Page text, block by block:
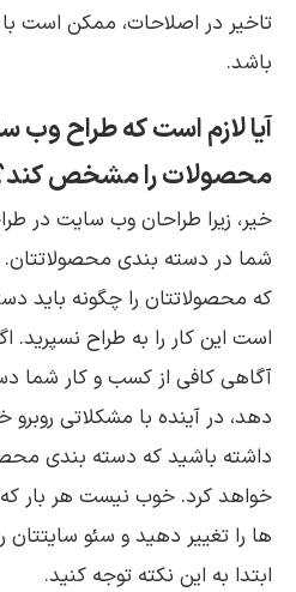
تاخیر در اصلاحات، ممکن است
باشد.
آیا لازم است که طراح وب
محصولات را مشخص
خیر، زیرا طراحان وب سایت در
شما در دسته بندی محصولاتتان.
که محصولاتتان را چگونه باید
است این کار را به طراح نسپرید.
آگاهی کافی از کسب و کار شما
دهد، در آینده با مشکلاتی
داشته باشید که دسته بندی
خواهد کرد. خوب نیست هر بار
ها را تغییر دهید و سئو سایتتان
ابتدا به این نکته توجه کنید.